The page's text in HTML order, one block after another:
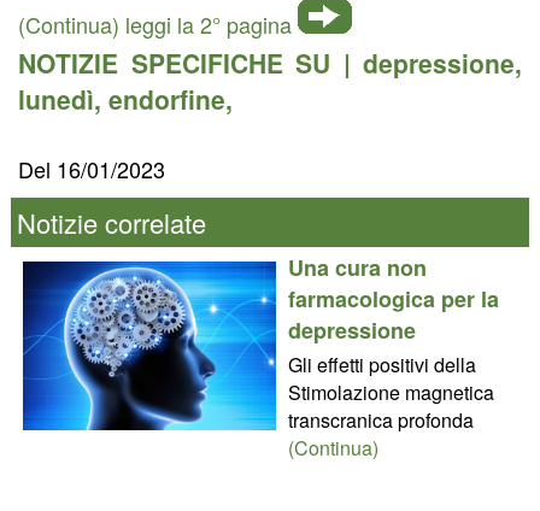
(Continua) leggi la 2° pagina
NOTIZIE SPECIFICHE SU | depressione,
lunedì, endorfine,
Del 16/01/2023
Notizie correlate
Una cura non
farmacologica per la
depressione
Gli effetti positivi della
Stimolazione magnetica
transcranica profonda
(Continua)